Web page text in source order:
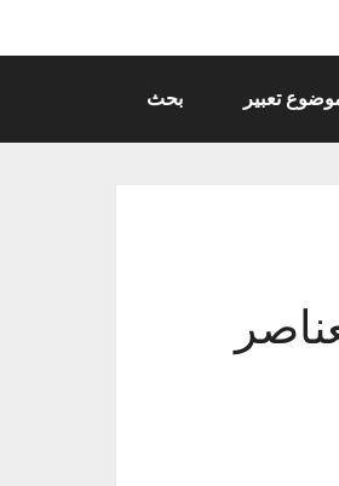
تعبير بحث